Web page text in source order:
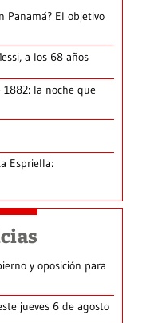
Panamá? El objetivo
a los 68 años
la noche que
Espriella:
y oposición para
jueves 6 de agosto